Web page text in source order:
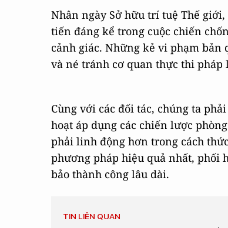
Nhân ngày Sở hữu trí tuệ Thế
tiến đáng kể trong cuộc chiến
cảnh giác. Những kẻ vi phạm
và né tránh cơ quan thực thi pháp
Cùng với các đối tác, chúng ta
hoạt áp dụng các chiến lược
phải linh động hơn trong cách
phương pháp hiệu quả nhất, phối
bảo thành công lâu dài.
TIN LIÊN QUAN